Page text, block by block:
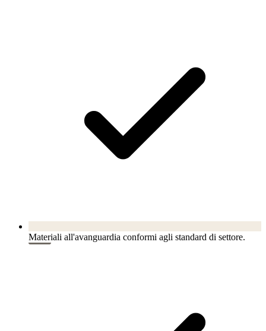
Materiali all'avanguardia conformi agli standard di settore.